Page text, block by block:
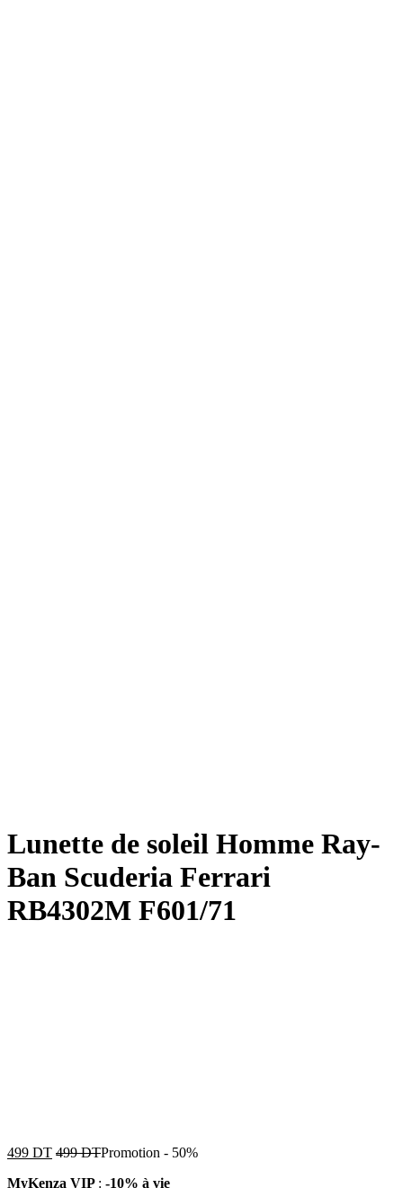
Lunette de soleil Homme Ray-
Ban Scuderia Ferrari
RB4302M F601/71
499 DT 499DTPromotion - 50%
MyKenza VIP : -10% à vie